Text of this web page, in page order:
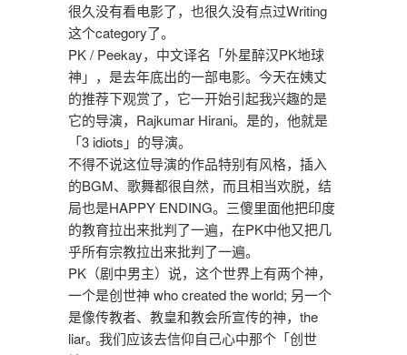
很久没有看电影了，也很久没有点过Writing
这个category了。
PK / Peekay，中文译名「外星醉汉PK地球
神」，是去年底出的一部电影。今天在姨丈
的推荐下观赏了，它一开始引起我兴趣的是
它的导演，Rajkumar Hirani。是的，他就是
「3 idiots」的导演。
不得不说这位导演的作品特别有风格，插入
的BGM、歌舞都很自然，而且相当欢脱，结
局也是HAPPY ENDING。三傻里面他把印度
的教育拉出来批判了一遍，在PK中他又把几
乎所有宗教拉出来批判了一遍。
PK（剧中男主）说，这个世界上有两个神，
一个是创世神 who created the world; 另一个
是像传教者、教皇和教会所宣传的神，the
liar。我们应该去信仰自己心中那个「创世